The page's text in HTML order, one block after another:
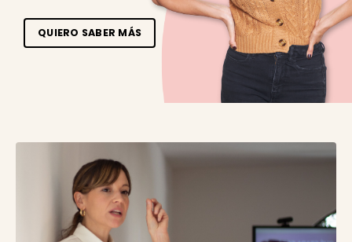
QUIERO SABER MÁS